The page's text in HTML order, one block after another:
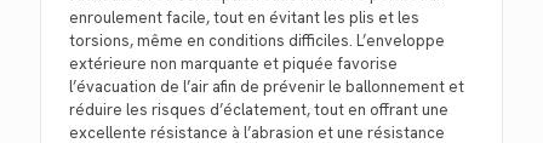
enroulement facile, tout en évitant les plis et les
torsions, même en conditions difficiles. L’enveloppe
extérieure non marquante et piquée favorise
l’évacuation de l’air afin de prévenir le ballonnement et
réduire les risques d’éclatement, tout en offrant une
excellente résistance à l’abrasion et une résistance